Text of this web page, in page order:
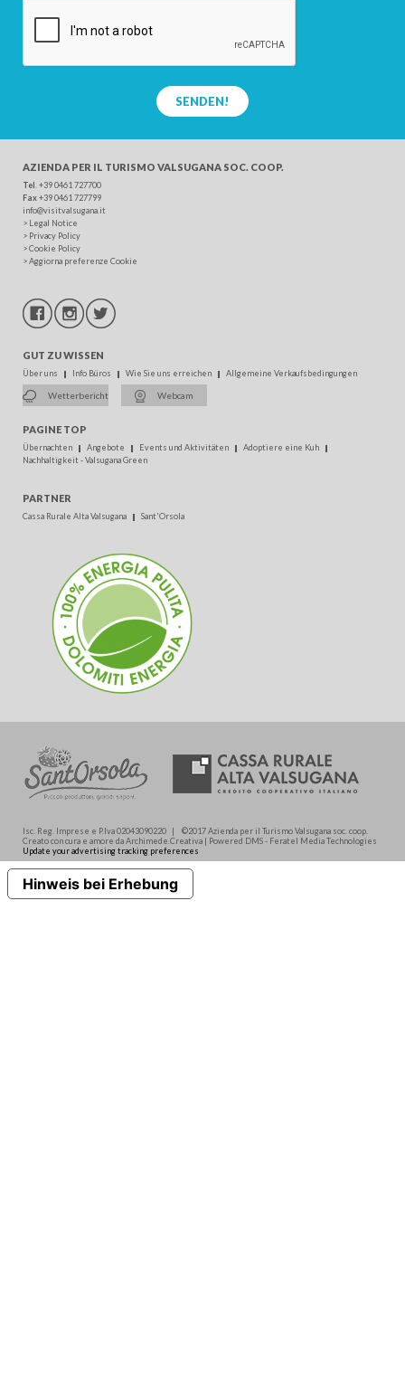
SENDEN!
AZIENDA PER IL TURISMO VALSUGANA SOC. COOP.
Tel . +39 0461 727700
Fax+39 0461 727799
info@visitvalsugana.it
> Legal Notice
> Privacy Policy
>Cookie Policy
>Aggiorna preferenze Cookie
GUT ZU WISSEN
Über uns Info Büros Wie Sie uns erreichen Allgemeine Verkaufsbedingungen
Wetterbericht Webcam
PAGINE TOP
Übernachten Angebote Events und Aktivitäten
Adoptiere eine Kuh
Nachhaltigkeit - Valsugana Green
PARTNER
Cassa Rurale Alta Valsugana Sant'Orsola
Isc. Reg. Imprese e P.Iva 02043090220 | ©2017 Azienda per il Turismo Valsugana soc. coop.
Creato con cura e amore da Archimede.Creativa | Powered DMS - Feratel Media Technologies
Update your advertising tracking preferences
Hinweis bei Erhebung